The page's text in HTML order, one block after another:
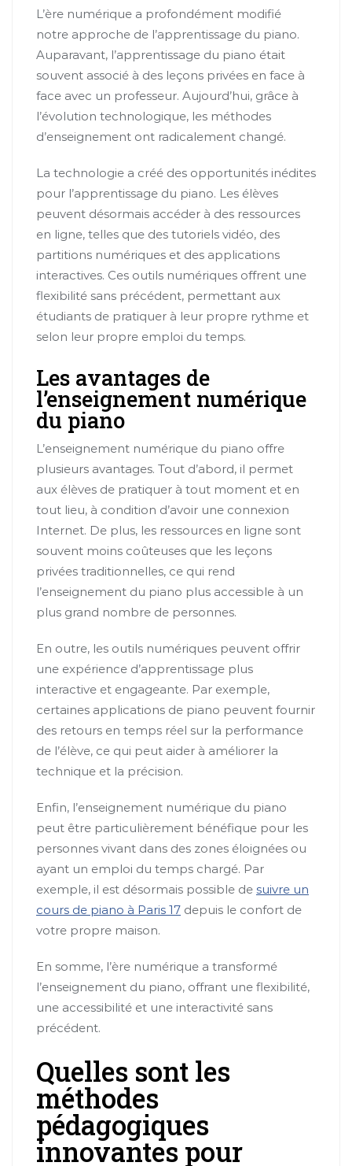
L’ère numérique a profondément modifié
notre approche de l’apprentissage du piano.
Auparavant, l’apprentissage du piano était
souvent associé à des leçons privées en face à
face avec un professeur. Aujourd’hui, grâce à
l’évolution technologique, les méthodes
d’enseignement ont radicalement changé.
La technologie a créé des opportunités inédites
pour l’apprentissage du piano. Les élèves
peuvent désormais accéder à des ressources
en ligne, telles que des tutoriels vidéo, des
partitions numériques et des applications
interactives. Ces outils numériques offrent une
flexibilité sans précédent, permettant aux
étudiants de pratiquer à leur propre rythme et
selon leur propre emploi du temps.
Les avantages de
l’enseignement numérique
du piano
L’enseignement numérique du piano offre
plusieurs avantages. Tout d’abord, il permet
aux élèves de pratiquer à tout moment et en
tout lieu, à condition d’avoir une connexion
Internet. De plus, les ressources en ligne sont
souvent moins coûteuses que les leçons
privées traditionnelles, ce qui rend
l’enseignement du piano plus accessible à un
plus grand nombre de personnes.
En outre, les outils numériques peuvent offrir
une expérience d’apprentissage plus
interactive et engageante. Par exemple,
certaines applications de piano peuvent fournir
des retours en temps réel sur la performance
de l’élève, ce qui peut aider à améliorer la
technique et la précision.
Enfin, l’enseignement numérique du piano
peut être particulièrement bénéfique pour les
personnes vivant dans des zones éloignées ou
ayant un emploi du temps chargé. Par
exemple, il est désormais possible de suivre un
cours de piano à Paris 17 depuis le confort de
votre propre maison.
En somme, l’ère numérique a transformé
l’enseignement du piano, offrant une flexibilité,
une accessibilité et une interactivité sans
précédent.
Quelles sont les
méthodes
pédagogiques
innovantes pour